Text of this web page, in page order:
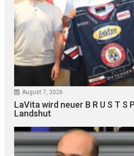
August 7, 2026
LaVita wird neuer B R U S T S
Landshut